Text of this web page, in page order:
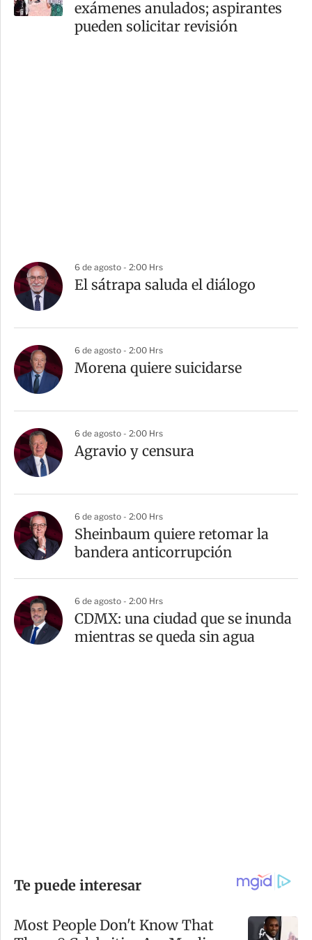
exámenes anulados; aspirantes
pueden solicitar revisión
6 de agosto - 2:00 Hrs
El sátrapa saluda el diálogo
6 de agosto - 2:00 Hrs
Morena quiere suicidarse
6 de agosto - 2:00 Hrs
Agravio y censura
6 de agosto - 2:00 Hrs
Sheinbaum quiere retomar la
bandera anticorrupción
6 de agosto - 2:00 Hrs
CDMX: una ciudad que se inunda
mientras se queda sin agua